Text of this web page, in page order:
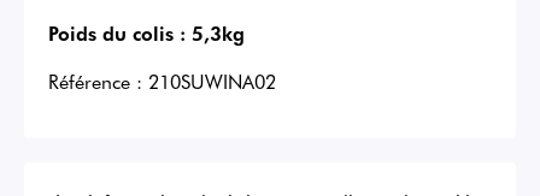
Poids du colis : 5,3kg
Référence : 210SUWINA02